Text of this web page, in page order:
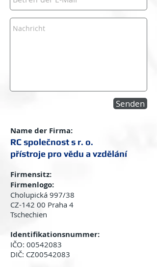
Name der Firma:
RC společnost s r. o.
přístroje pro vědu a vzdělání
Firmensitz:
Firmenlogo:
Cholupická 997/38
CZ-142 00 Praha 4
Tschechien
Identifikationsnummer:
IČO: 00542083
DIČ: CZ00542083
Senden